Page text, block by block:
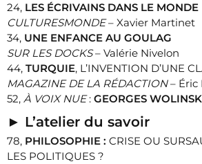
24, LES ÉCRIVAINS DANS LE MONDE
CULTURESMONDE– Xavier Martinet
34, UNE ENFANCE AU GOULAG
SUR LES DOCKS– Valérie Nivelon
44, TURQUIE, L’INVENTION D’UNE
MAGAZINE DE LA RÉDACTION– Éric
52, À VOIX NUE: GEORGES
► L’atelier du savoir
78, PHILOSOPHIE : CRISE OU
LES POLITIQUES ?